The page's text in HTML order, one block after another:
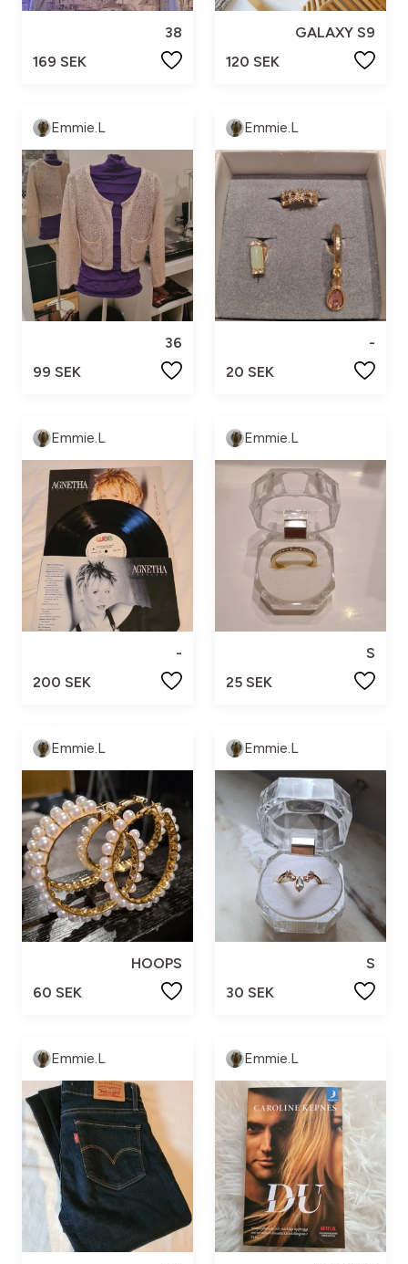
38
169 SEK
GALAXY S9
120 SEK
Emmie.L
36
99 SEK
Emmie.L
-
20 SEK
Emmie.L
-
200 SEK
Emmie.L
S
25 SEK
Emmie.L
HOOPS
60 SEK
Emmie.L
S
30 SEK
Emmie.L Emmie.L